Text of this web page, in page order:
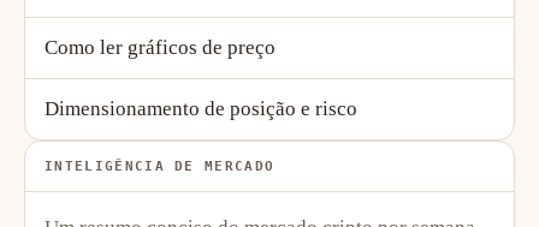
Como ler gráficos de preço
Dimensionamento de posição e risco
INTELIGÊNCIA DE MERCADO